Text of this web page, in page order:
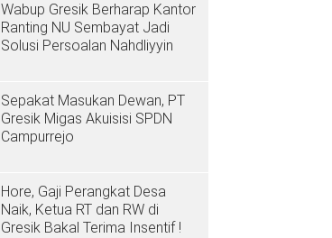
Wabup Gresik Berharap Kantor
Ranting NU Sembayat Jadi
Solusi Persoalan Nahdliyyin
Sepakat Masukan Dewan, PT
Gresik Migas Akuisisi SPDN
Campurrejo
Hore, Gaji Perangkat Desa
Naik, Ketua RT dan RW di
Gresik Bakal Terima Insentif !